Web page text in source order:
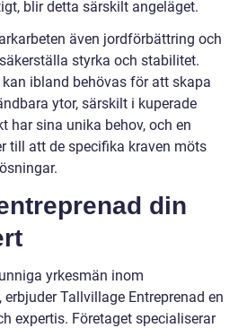
blir detta särskilt angeläget.
även jordförbättring och
styrka och stabilitet.
ibland behövas för att skapa
ytor, särskilt i kuperade
har sina unika behov, och en
till att de specifika kraven möts
din
yrkesmän inom
erbjuder Tallvillage Entreprenad en
expertis. Företaget specialiserar